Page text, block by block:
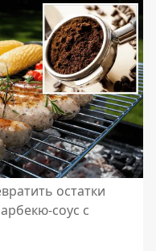
остатки
соус с